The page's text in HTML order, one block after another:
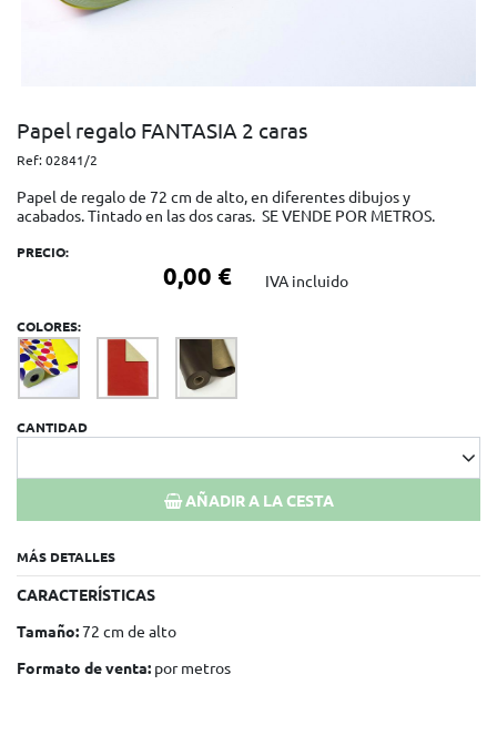
Papel regalo FANTASIA 2 caras
Ref:02841/2
Papel de regalo de 72 cm de alto, en diferentes dibujos y
acabados. Tintado en las dos caras. SE VENDE POR METROS.
PRECIO:
0,00 € IVA incluido
COLORES:
CANTIDAD
AÑADIR A LA CESTA
MÁS DETALLES
CARACTERÍSTICAS
Tamaño:72 cm de alto
Formato de venta: por metros